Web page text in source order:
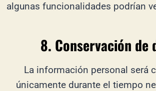
algunas funcionalidades podrían
8. Conservación de
La información personal será
únicamente durante el tiempo